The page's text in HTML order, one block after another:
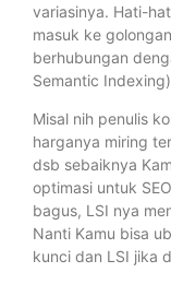
variasinya. Hati-
masuk ke
berhubungan
Semantic
Misal nih penulis
harganya miring
dsb sebaiknya
optimasi untuk
bagus, LSI nya
Nanti Kamu bisa
kunci dan LSI jika